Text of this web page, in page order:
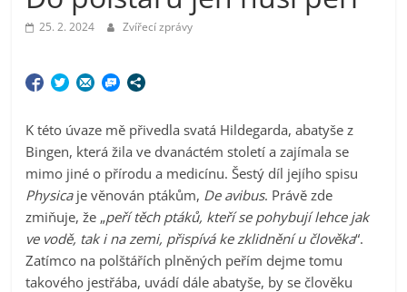
25. 2. 2024 Zvířecí zprávy
K této úvaze mě přivedla svatá Hildegarda, abatyše z
Bingen, která žila ve dvanáctém století a zajímala se
mimo jiné o přírodu a medicínu. Šestý díl jejího spisu
Physicaje věnován ptákům, De avibus. Právě zde
zmiňuje, že „peří těch ptáků, kteří se pohybují lehce jak
ve vodě, tak i na zemi, přispívá ke zklidnění u člověka“.
Zatímco na polštářích plněných peřím dejme tomu
takového jestřába, uvádí dále abatyše, by se člověku